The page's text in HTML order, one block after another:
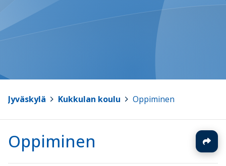
Jyväskylä Kukkulan koulu Oppiminen
Oppiminen